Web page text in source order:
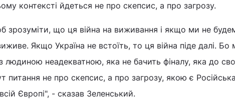
контексті йдеться не про скепсис, а про загрозу.
зрозуміти, що ця війна на виживання і якщо ми не
Якщо Україна не встоїть, то ця війна піде далі. Бо
людиною неадекватною, яка не бачить фіналу, яка до
питання не про скепсис, а про загрозу, якою є Російська
Європі", - сказав Зеленський.